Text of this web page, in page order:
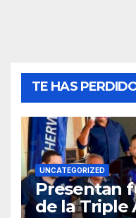
TE HAS
UNCATEGORIZED
Presentan
de la Triple